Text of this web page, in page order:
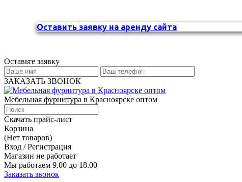
Оставить заявку на аренду сайта
Оставьте заявку
ЗАКАЗАТЬ ЗВОНОК
Мебельная фурнитура в Красноярске оптом
Скачать прайс-лист
Корзина
(Нет товаров)
Вход / Регистрация
Магазин не работает
Мы работаем 9.00 до 18.00
Заказать звонок